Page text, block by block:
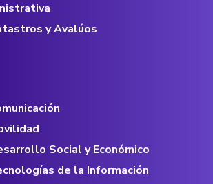
y Avalúos
Social y Económico
de la Información